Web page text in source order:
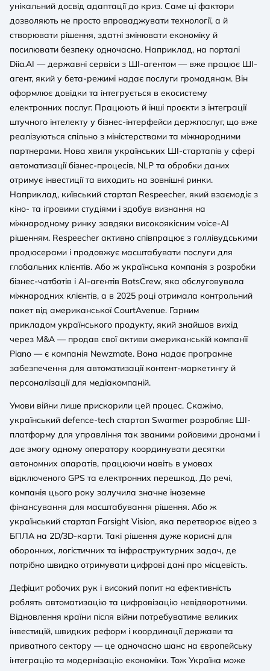
унікальний досвід адаптації до криз. Саме ці фактори
дозволяють не просто впроваджувати технології, а й
створювати рішення, здатні змінювати економіку й
посилювати безпеку одночасно. Наприклад, на порталі
Diia.AI — державні сервіси з ШІ-агентом — вже працює ШІ-
агент, який у бета-режимі надає послуги громадянам. Він
оформлює довідки та інтегрується в екосистему
електронних послуг. Працюють й інші проєкти з інтеграції
штучного інтелекту у бізнес-інтерфейси держпослуг, що вже
реалізуються спільно з міністерствами та міжнародними
партнерами. Нова хвиля українських ШІ-стартапів у сфері
автоматизації бізнес-процесів, NLP та обробки даних
отримує інвестиції та виходить на зовнішні ринки.
Наприклад, київський стартап Respeecher, який взаємодіє з
кіно- та ігровими студіями і здобув визнання на
міжнародному ринку завдяки високоякісним voice-AI
рішенням. Respeecher активно співпрацює з голлівудськими
продюсерами і продовжує масштабувати послуги для
глобальних клієнтів. Або ж українська компанія з розробки
бізнес-чатботів і AI-агентів BotsCrew, яка обслуговувала
міжнародних клієнтів, а в 2025 році отримала контрольний
пакет від американської CourtAvenue. Гарним
прикладом українського продукту, який знайшов вихід
через M&A — продав свої активи американській компанїї
Piano — є компанія Newzmate. Вона надає програмне
забезпечення для автоматизації контент-маркетингу й
персоналізації для медіакомпаній.
Умови війни лише прискорили цей процес. Скажімо,
український defence-tech стартап Swarmer розробляє ШI-
платформу для управління так званими ройовими дронами і
дає змогу одному оператору координувати десятки
автономних апаратів, працюючи навіть в умовах
відключеного GPS та електронних перешкод. До речі,
компанія цього року залучила значне іноземне
фінансування для масштабування рішення. Або ж
український стартап Farsight Vision, яка перетворює відео з
БПЛА на 2D/3D-карти. Такі рішення дуже корисні для
оборонних, логістичних та інфраструктурних задач, де
потрібно швидко отримувати цифрові дані про місцевість.
Дефіцит робочих рук і високий попит на ефективність
роблять автоматизацію та цифровізацію невідворотними.
Відновлення країни після війни потребуватиме великих
інвестицій, швидких реформ і координації держави та
приватного сектору — це одночасно шанс на європейську
інтеграцію та модернізацію економіки. Тож Україна може